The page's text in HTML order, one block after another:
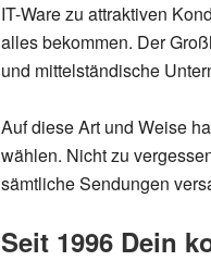
IT-Ware zu attraktiven
alles bekommen. Der
und mittelständische
Auf diese Art und Weise
wählen. Nicht zu
sämtliche Sendungen
Seit 1996 Dein